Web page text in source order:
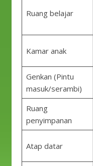
Ruang belajar
Kamar anak
Genkan (Pintu
masuk/serambi)
Ruang
penyimpanan
Atap datar